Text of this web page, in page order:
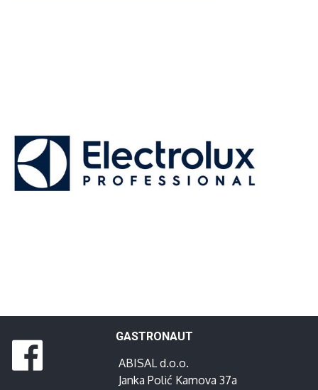
GASTRONAUT
ABISAL d.o.o.
Janka Polić Kamova 37a